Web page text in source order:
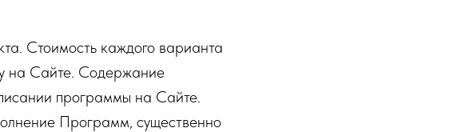
Стоимость каждого варианта
на Сайте. Содержание
программы на Сайте.
Программ, существенно